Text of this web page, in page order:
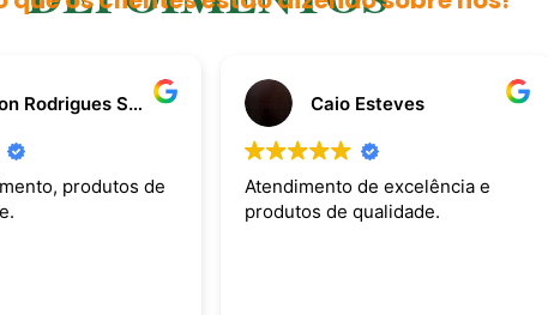
Jobson Rodrigues Silva
produtos de
Caio Esteves
Atendimento de excelência e
produtos de qualidade.